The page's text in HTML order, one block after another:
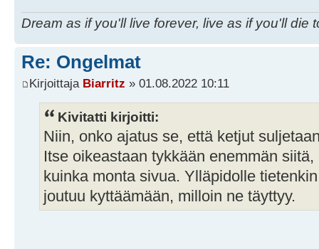
Dream as if you'll live forever, live as if you'll die
Re: Ongelmat
Kirjoittaja Biarritz » 01.08.2022 10:11
Kivitatti kirjoitti:
Niin, onko ajatus se, että ketjut
Itse oikeastaan tykkään enemmän
kuinka monta sivua. Ylläpidolle
joutuu kyttäämään, milloin ne täyttyy.